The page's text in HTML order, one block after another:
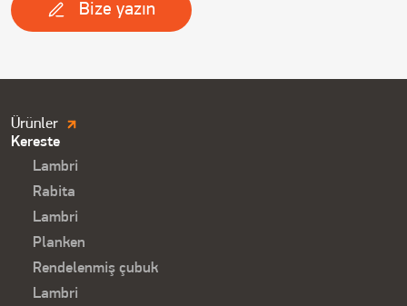
Bize yazın
Продукция.
Футер
Ürünler
Kereste
Lambri
Rabita
Lambri
Planken
Rendelenmiş çubuk
Lambri